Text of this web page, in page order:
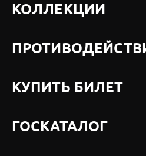
КОЛЛЕКЦИИ
КУПИТЬ БИЛЕТ
ГОСКАТАЛОГ